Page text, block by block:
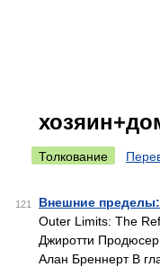
Толкование
121 Внешние
Outer Limits: The
Джиротти
Алан Бреннерт В